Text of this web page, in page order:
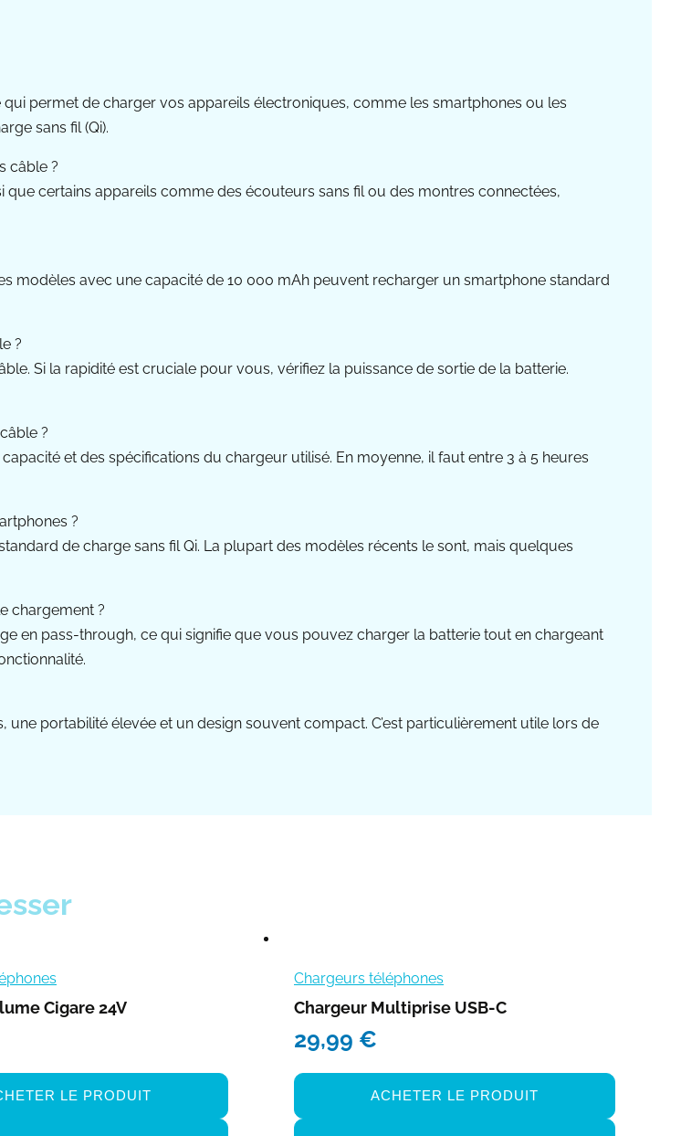
permet de charger vos appareils électroniques, comme les smartphones ou les
sans fil (Qi).
câble ?
certains appareils comme des écouteurs sans fil ou des montres connectées,
modèles avec une capacité de 10 000 mAh peuvent recharger un smartphone standard
?
Si la rapidité est cruciale pour vous, vérifiez la puissance de sortie de la batterie.
?
et des spécifications du chargeur utilisé. En moyenne, il faut entre 3 à 5 heures
?
de charge sans fil Qi. La plupart des modèles récents le sont, mais quelques
chargement ?
en pass-through, ce qui signifie que vous pouvez charger la batterie tout en chargeant
portabilité élevée et un design souvent compact. C’est particulièrement utile lors de
Cigare 24V
LE PRODUIT
Chargeurs téléphones
Chargeur Multiprise USB-C
29,99 €
ACHETER LE PRODUIT